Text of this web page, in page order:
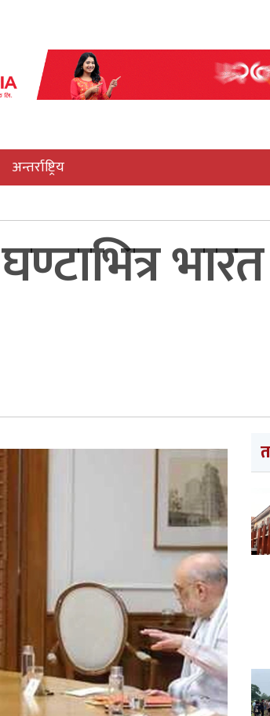
अन्तर्राष्ट्रिय